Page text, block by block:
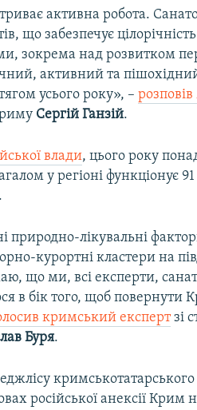
активна робота.
що забезпечує
зокрема над розвитком
активний та
усього року», –
Сергій Ганзій.
влади, цього року
у регіоні функціонує
природно-лікувальні
курортні кластери на
що ми, всі експерти,
в бік того, щоб повернути
кримський експертзі
Буря.
російської анексії Крим